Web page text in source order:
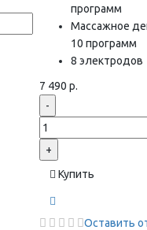
программ
Массажное
10 программ
8 электродов
7 490 р.
-
+
Купить
Оставить